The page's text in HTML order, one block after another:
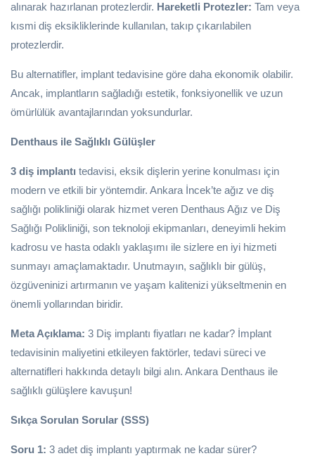
alınarak hazırlanan protezlerdir. Hareketli Protezler: Tam veya
kısmi diş eksikliklerinde kullanılan, takıp çıkarılabilen
protezlerdir.
Bu alternatifler, implant tedavisine göre daha ekonomik olabilir.
Ancak, implantların sağladığı estetik, fonksiyonellik ve uzun
ömürlülük avantajlarından yoksundurlar.
Denthaus ile Sağlıklı Gülüşler
3 diş implantı tedavisi, eksik dişlerin yerine konulması için
modern ve etkili bir yöntemdir. Ankara İncek’te ağız ve diş
sağlığı polikliniği olarak hizmet veren Denthaus Ağız ve Diş
Sağlığı Polikliniği, son teknoloji ekipmanları, deneyimli hekim
kadrosu ve hasta odaklı yaklaşımı ile sizlere en iyi hizmeti
sunmayı amaçlamaktadır. Unutmayın, sağlıklı bir gülüş,
özgüveninizi artırmanın ve yaşam kalitenizi yükseltmenin en
önemli yollarından biridir.
Meta Açıklama: 3 Diş implantı fiyatları ne kadar? İmplant
tedavisinin maliyetini etkileyen faktörler, tedavi süreci ve
alternatifleri hakkında detaylı bilgi alın. Ankara Denthaus ile
sağlıklı gülüşlere kavuşun!
Sıkça Sorulan Sorular (SSS)
Soru 1: 3 adet diş implantı yaptırmak ne kadar sürer?